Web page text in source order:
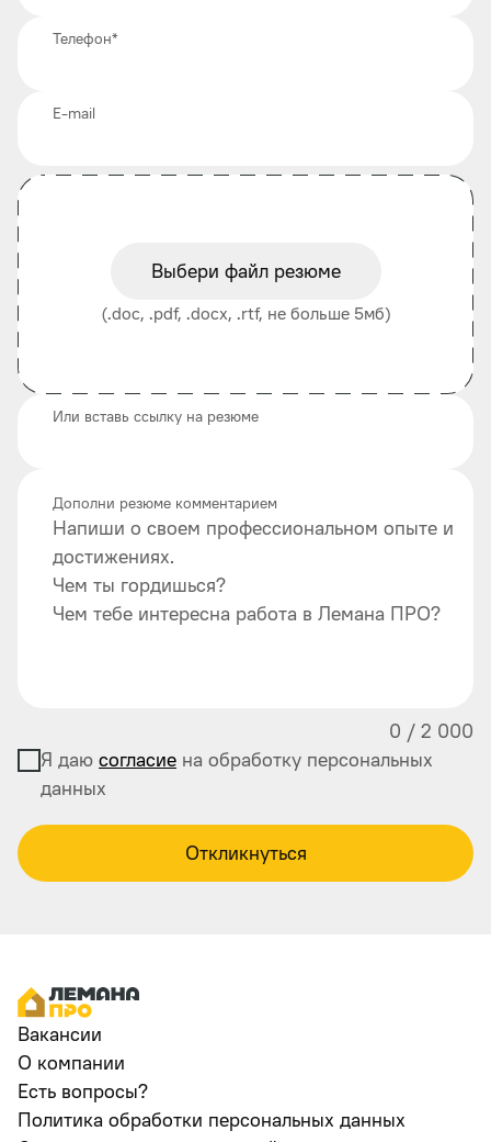
Телефон*
E-mail
Выбери файл резюме
(.doc, .pdf, .docx, .rtf, не больше 5мб)
Или вставь ссылку на резюме
Напиши о своем профессиональном опыте и
достижениях.
Чем ты гордишься?
Чем тебе интересна работа в Лемана ПРО?
Дополни резюме комментарием
0 / 2 000
Я даю согласие на обработку персональных
данных
Откликнуться
Вакансии
О компании
Есть вопросы?
Политика обработки персональных данных